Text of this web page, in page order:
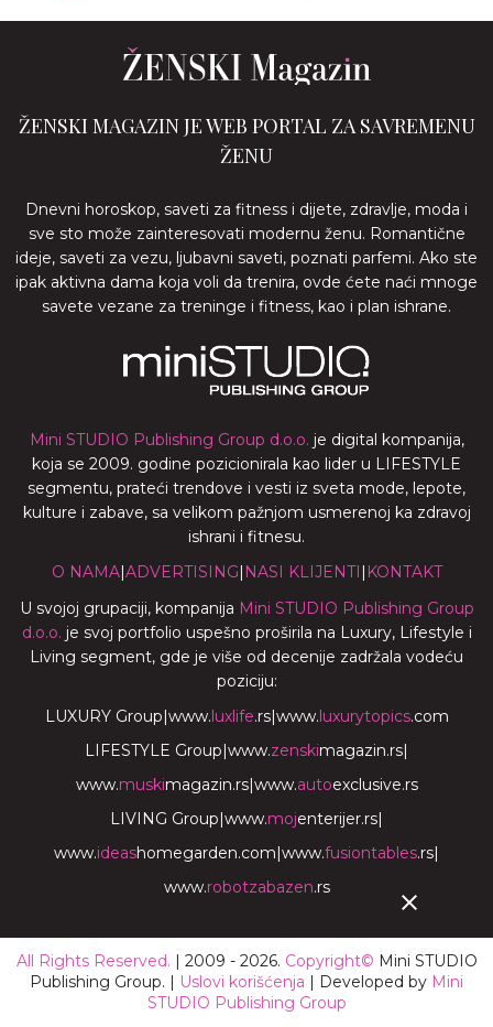
ŽENSKI MAGAZIN JE WEB PORTAL ZA SAVREMENU
ŽENU
Dnevni horoskop, saveti za fitness i dijete, zdravlje, moda i
sve sto može zainteresovati modernu ženu. Romantične
ideje, saveti za vezu, ljubavni saveti, poznati parfemi. Ako ste
ipak aktivna dama koja voli da trenira, ovde ćete naći mnoge
savete vezane za treninge i fitness, kao i plan ishrane.
Mini STUDIO Publishing Group d.o.o. je digital kompanija,
koja se 2009. godine pozicionirala kao lider u LIFESTYLE
segmentu, prateći trendove i vesti iz sveta mode, lepote,
kulture i zabave, sa velikom pažnjom usmerenoj ka zdravoj
ishrani i fitnesu.
O NAMA|ADVERTISING| NASI KLIJENTI | KONTAKT
U svojoj grupaciji, kompanija Mini STUDIO Publishing Group
d.o.o. je svoj portfolio uspešno proširila na Luxury, Lifestyle i
Living segment, gde je više od decenije zadržala vodeću
poziciju:
LUXURY Group|www.luxlife.rs|www.luxurytopics.com
LIFESTYLE Group|www.zenskimagazin.rs|
www.muskimagazin.rs|www.autoexclusive.rs
LIVING Group|www.mojenterijer.rs|
www.ideashomegarden.com|www.fusiontables.rs|
www.robotzabazen.rs
All Rights Reserved. | 2009 - 2026. Copyright© Mini STUDIO
Publishing Group. | Uslovi korišćenja | Developed by Mini
STUDIO Publishing Group